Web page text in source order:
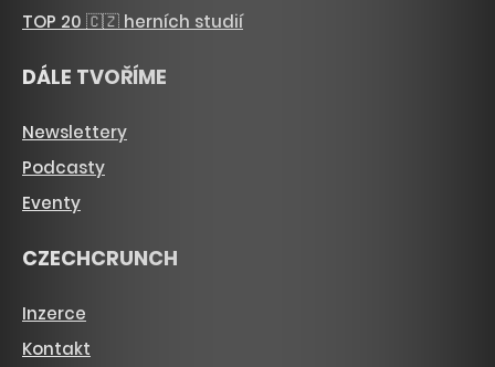
TOP 20 🇨🇿 herních studií
DÁLE TVOŘÍME
Newslettery
Podcasty
Eventy
CZECHCRUNCH
Inzerce
Kontakt